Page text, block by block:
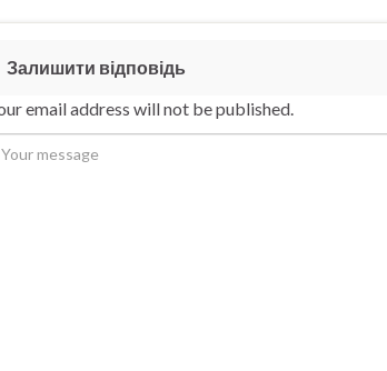
Залишити відповідь
email address will not be published.